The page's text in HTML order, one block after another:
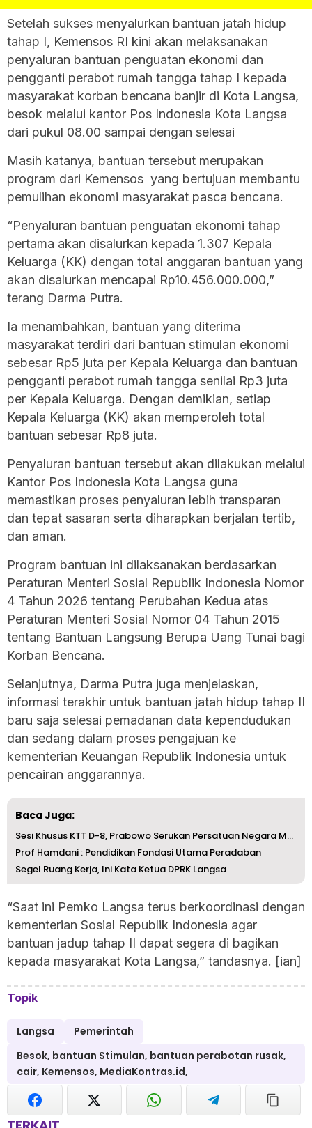
Setelah sukses menyalurkan bantuan jatah hidup
tahap I, Kemensos RI kini akan melaksanakan
penyaluran bantuan penguatan ekonomi dan
pengganti perabot rumah tangga tahap I kepada
masyarakat korban bencana banjir di Kota Langsa,
besok melalui kantor Pos Indonesia Kota Langsa
dari pukul 08.00 sampai dengan selesai
Masih katanya, bantuan tersebut merupakan
program dari Kemensos yang bertujuan membantu
pemulihan ekonomi masyarakat pasca bencana.
“Penyaluran bantuan penguatan ekonomi tahap
pertama akan disalurkan kepada 1.307 Kepala
Keluarga (KK) dengan total anggaran bantuan yang
akan disalurkan mencapai Rp10.456.000.000,”
terang Darma Putra.
Ia menambahkan, bantuan yang diterima
masyarakat terdiri dari bantuan stimulan ekonomi
sebesar Rp5 juta per Kepala Keluarga dan bantuan
pengganti perabot rumah tangga senilai Rp3 juta
per Kepala Keluarga. Dengan demikian, setiap
Kepala Keluarga (KK) akan memperoleh total
bantuan sebesar Rp8 juta.
Penyaluran bantuan tersebut akan dilakukan melalui
Kantor Pos Indonesia Kota Langsa guna
memastikan proses penyaluran lebih transparan
dan tepat sasaran serta diharapkan berjalan tertib,
dan aman.
Program bantuan ini dilaksanakan berdasarkan
Peraturan Menteri Sosial Republik Indonesia Nomor
4 Tahun 2026 tentang Perubahan Kedua atas
Peraturan Menteri Sosial Nomor 04 Tahun 2015
tentang Bantuan Langsung Berupa Uang Tunai bagi
Korban Bencana.
Selanjutnya, Darma Putra juga menjelaskan,
informasi terakhir untuk bantuan jatah hidup tahap II
baru saja selesai pemadanan data kependudukan
dan sedang dalam proses pengajuan ke
kementerian Keuangan Republik Indonesia untuk
pencairan anggarannya.
Baca Juga:
Sesi Khusus KTT D-8, Prabowo Serukan Persatuan Negara Muslim
Prof Hamdani : Pendidikan Fondasi Utama Peradaban
Segel Ruang Kerja, Ini Kata Ketua DPRK Langsa
“Saat ini Pemko Langsa terus berkoordinasi dengan
kementerian Sosial Republik Indonesia agar
bantuan jadup tahap II dapat segera di bagikan
kepada masyarakat Kota Langsa,” tandasnya. [ian]
Topik
Langsa
Pemerintah
Besok, bantuan Stimulan, bantuan perabotan rusak,
cair, Kemensos, MediaKontras.id,